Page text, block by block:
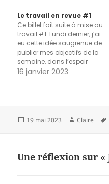
labyrinthiques, et en me
faisant de fausses
promesses "demain,
demain, toujours demain".
En fin de matinée, j'ai…
Le travail en revue #1
Ce billet fait suite à mise au
travail #1. Lundi dernier, j’ai
eu cette idée saugrenue de
publier mes objectifs de la
semaine, dans l’espoir
d’augmenter les chances
traquer les…
16 janvier 2023
Publié
19 mai 2023 Auteur
Claire
Une réflexion sur «